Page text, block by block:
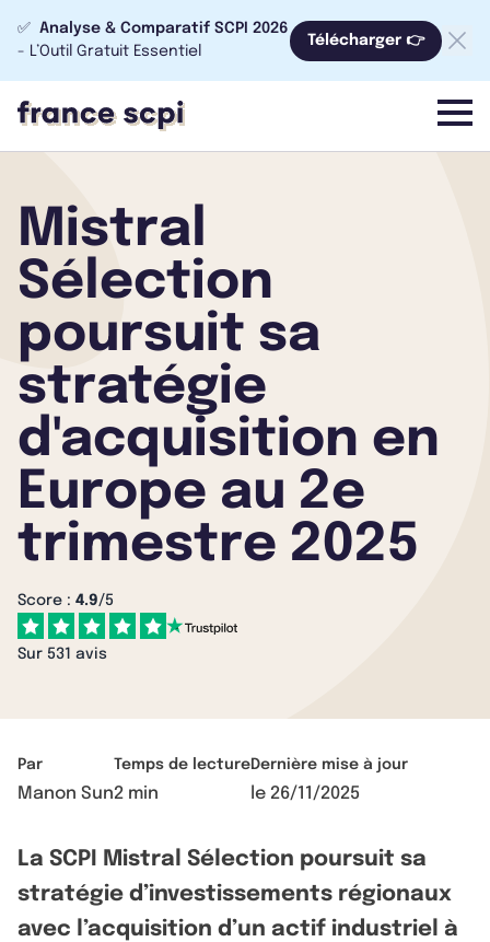
✅ Analyse & Comparatif SCPI 2026
- L’Outil Gratuit Essentiel
Télécharger 👉
menu
Mistral
Sélection
poursuit sa
stratégie
d'acquisition en
Europe au 2e
trimestre 2025
Score : 4.9/5
Sur 531 avis
Par
Manon Sun
Temps de lecture
2 min
Dernière mise à jour
le 26/11/2025
La SCPI Mistral Sélection poursuit sa
stratégie d’investissements régionaux
avec l’acquisition d’un actif industriel à